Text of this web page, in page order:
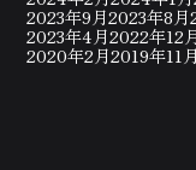
2023年9月2023年8月
2023年4月2022年12
2020年2月2019年11